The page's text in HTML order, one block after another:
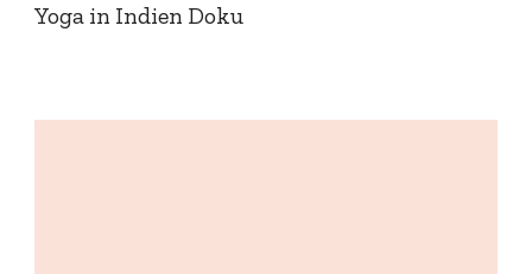
Yoga in Indien Doku